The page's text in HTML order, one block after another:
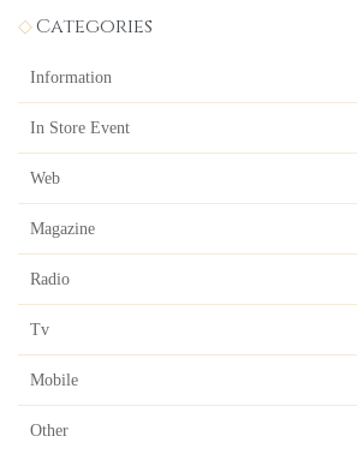
の
ペ
ー
ジ
送
り
Categories
Information
In Store Event
Web
Magazine
Radio
Tv
Mobile
Other